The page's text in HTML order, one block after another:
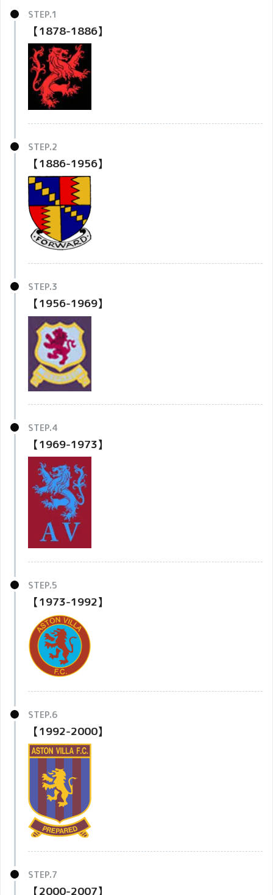
【1878-1886】
【1886-1956】
【1956-1969】
【1969-1973】
【1973-1992】
【1992-2000】
【2000-2007】